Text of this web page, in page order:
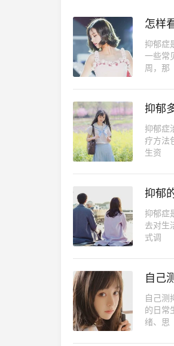
怎样
抑郁症
一些常
周，那
抑郁
抑郁症
疗方法
生资
抑郁
抑郁症
去对生
式调
自己
自己测
的日常
绪、思